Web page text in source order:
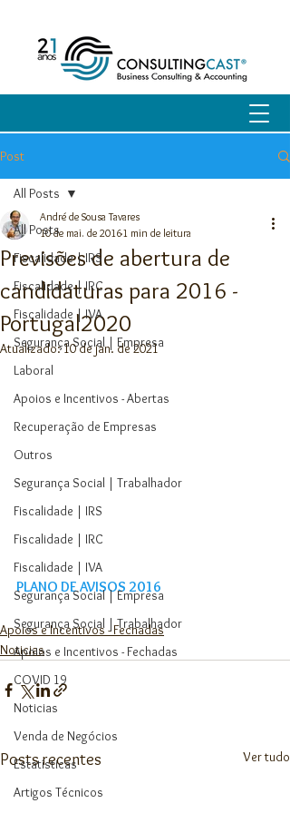
Post
All Posts
Fiscalidade | IRS
Fiscalidade | IRC
Fiscalidade | IVA
Segurança Social | Empresa
Laboral
Apoios e Incentivos - Abertas
Recuperação de Empresas
Outros
Segurança Social | Trabalhador
Fiscalidade | IRS
Fiscalidade | IRC
Fiscalidade | IVA
Segurança Social | Empresa
Segurança Social | Trabalhador
Apoios e Incentivos - Fechadas
COVID 19
Noticias
Venda de Negócios
Estatísticas
Artigos Técnicos
All Posts
Previsões de abertura de
candidaturas para 2016 -
Portugal2020
André de Sousa Tavares
10 de mai. de 20161 min de leitura
Atualizado:10 de jan. de 2021
PLANO DE AVISOS 2016
Apoios e Incentivos - Fechadas
Noticias
Posts recentes Ver tudo